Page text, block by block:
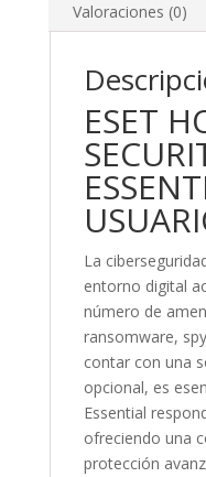
Valoraciones (0)
ESET
La
entorno digital
número de
ransomware,
contar con una
opcional, es
Essential
ofreciendo una
protección